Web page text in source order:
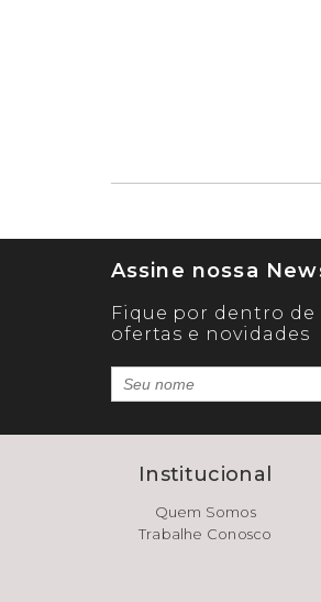
Assine nossa
Fique por dentro de
ofertas e novidades
Institucional
Quem Somos
Trabalhe Conosco